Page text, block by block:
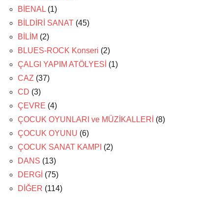
BİENAL (1)
BİLDİRİ SANAT (45)
BİLİM (2)
BLUES-ROCK Konseri (2)
ÇALGI YAPIM ATÖLYESİ (1)
CAZ (37)
CD (3)
ÇEVRE (4)
ÇOCUK OYUNLARI ve MÜZİKALLERİ (8)
ÇOCUK OYUNU (6)
ÇOCUK SANAT KAMPI (2)
DANS (13)
DERGİ (75)
DİĞER (114)